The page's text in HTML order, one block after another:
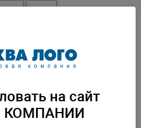
на сайт
КОМПАНИИ